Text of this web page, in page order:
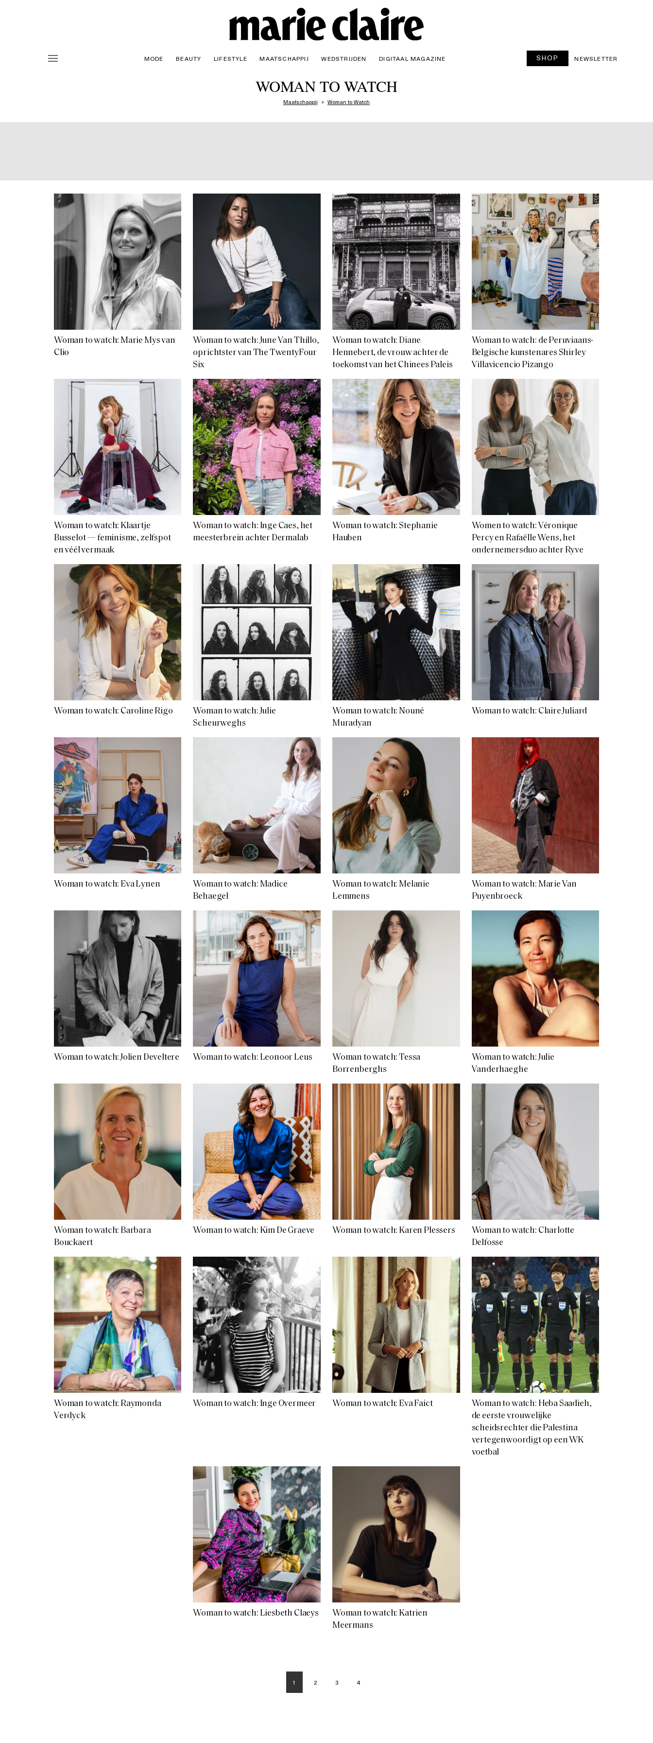
MODE BEAUTY LIFESTYLE MAATSCHAPPIJ WEDSTRIJDEN DIGITAAL MAGAZINE SHOP NEWSLETTER
WOMAN TO WATCH
Maatschappij Woman to Watch
Woman to watch: Marie Mys van
Clio
Woman to watch: June Van Thillo,
oprichtster van The TwentyFour
Six
Woman to watch: Diane
Hennebert, de vrouw achter de
toekomst van het Chinees Paleis
Woman to watch: de Peruviaans-
Belgische kunstenares Shirley
Villavicencio Pizango
Woman to watch: Klaartje
Busselot — feminisme, zelfspot
en véél vermaak
Woman to watch: Inge Caes, het
meesterbrein achter Dermalab
Woman to watch: Stephanie
Hauben
Women to watch: Véronique
Percy en Rafaëlle Wens, het
ondernemersduo achter Ryve
Woman to watch: Caroline Rigo
Woman to watch: Julie
Scheurweghs
Woman to watch: Nouné
Muradyan
Woman to watch: Claire Juliard
Woman to watch: Eva Lynen
Woman to watch: Madice
Behaegel
Woman to watch: Melanie
Lemmens
Woman to watch: Marie Van
Puyenbroeck
Woman to watch: Jolien Develtere Woman to watch: Leonoor Leus
Woman to watch: Tessa
Borrenberghs
Woman to watch: Julie
Vanderhaeghe
Woman to watch: Barbara
Bouckaert
Woman to watch: Kim De Graeve Woman to watch: Karen Plessers
Woman to watch: Charlotte
Delfosse
Woman to watch: Raymonda
Verdyck
Woman to watch: Inge Overmeer Woman to watch: Eva Faict
Woman to watch: Heba Saadieh,
de eerste vrouwelijke
scheidsrechter die Palestina
vertegenwoordigt op een WK
voetbal
Woman to watch: Liesbeth Claeys
Woman to watch: Katrien
Meermans
1 2 3 4